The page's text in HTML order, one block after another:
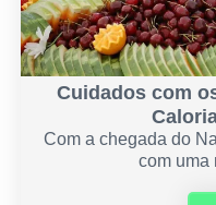
Cuidados com
Com a chegada do
com uma